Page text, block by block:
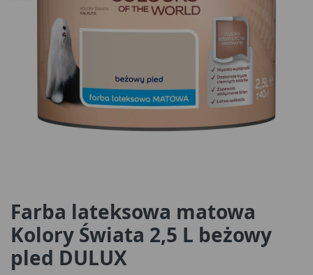
Farba lateksowa matowa
Kolory Świata 2,5 L beżowy
pled DULUX